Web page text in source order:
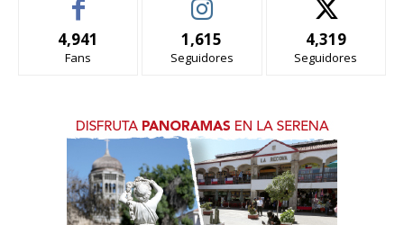
4,941
Fans
1,615
Seguidores
4,319
Seguidores